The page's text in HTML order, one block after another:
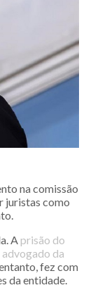
na comissão
juristas como
A prisão do
da
fez com
da entidade.